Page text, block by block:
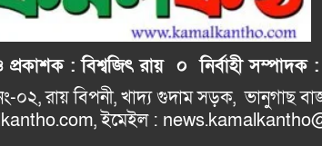
: বিশ্বজিৎ রায় ০ নির্বাহীসম্পাদক
০২, রায় বিপনী, খাদ্য গুদাম
ইমেইল :